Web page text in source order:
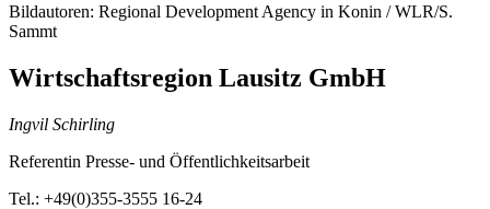
Bildautoren: Regional Development Agency in Konin / WLR/S.
Sammt
Wirtschaftsregion Lausitz GmbH
Ingvil Schirling
Referentin Presse- und Öffentlichkeitsarbeit
Tel.: +49(0)355-3555 16-24